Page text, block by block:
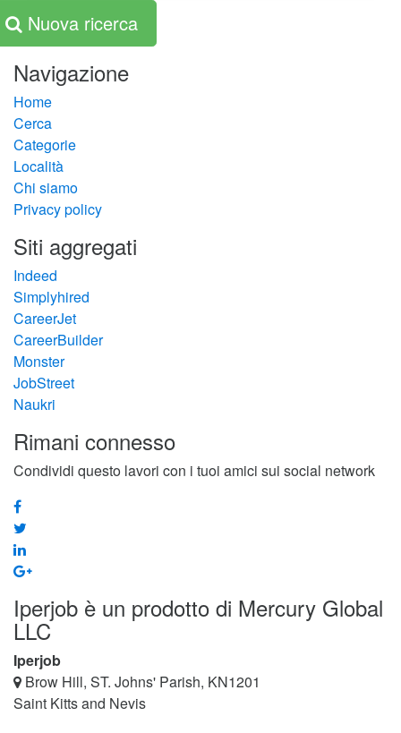
Nuova ricerca
Navigazione
Home
Cerca
Categorie
Località
Chi siamo
Privacy policy
Siti aggregati
Indeed
Simplyhired
CareerJet
CareerBuilder
Monster
JobStreet
Naukri
Rimani connesso
Condividi questo lavori con i tuoi amici sui social network
Iperjob è un prodotto di Mercury Global
LLC
Iperjob
Brow Hill, ST. Johns' Parish, KN1201
Saint Kitts and Nevis